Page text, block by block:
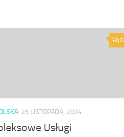
0
25 LISTOPADA, 2024
Usługi